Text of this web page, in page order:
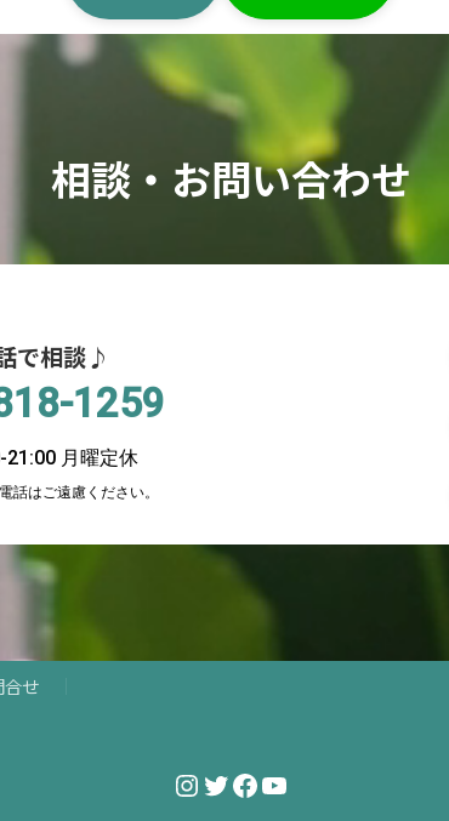
相談・お問い合わせ
で相談♪
1259
21:00 月曜定休
話はご遠慮ください。
合せ
Instagram
Twitter
Facebook
YouTube